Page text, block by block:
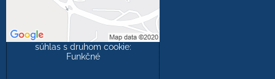
Povoliť tentokrát
Povoliť a zapamätať -
súhlas s druhom cookie:
Funkčné